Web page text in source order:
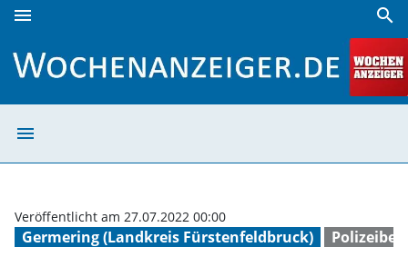
menu search
menu
Germering (Landkreis Fürstenfeldbruck)
Veröffentlicht am 27.07.2022 00:00